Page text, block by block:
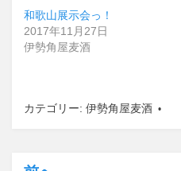
和歌山展示会っ！
2017年11月27日
伊勢角屋麦酒
カテゴリー: 伊勢角屋麦酒